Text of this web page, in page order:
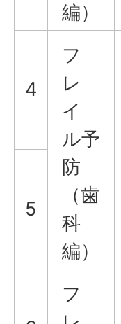
編）
4
フ
レ
イ
ル予
防
（歯
科
編）
5
フ